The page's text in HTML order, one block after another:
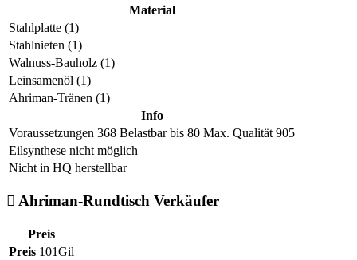
Material
Stahlplatte (1)
Stahlnieten (1)
Walnuss-Bauholz (1)
Leinsamenöl (1)
Ahriman-Tränen (1)
Info
Voraussetzungen 368 Belastbar bis 80 Max. Qualität 905
Eilsynthese nicht möglich
Nicht in HQ herstellbar
Ahriman-Rundtisch Verkäufer
Preis
Preis 101Gil